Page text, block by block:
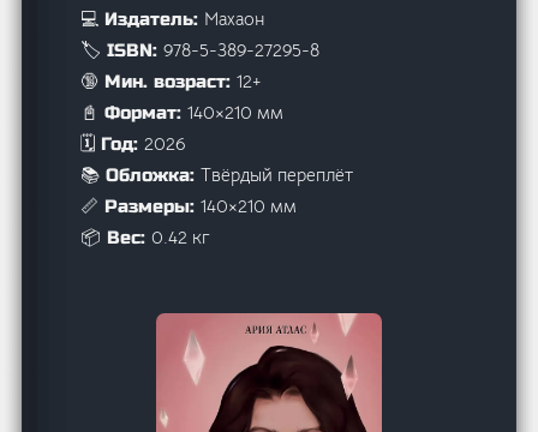
💻 Издатель: Махаон
🏷️ ISBN:978-5-389-27295-8
🔞 Мин. возраст:12+
📓 Формат:140×210 мм
🗓️ Год:2026
📚 Обложка:Твёрдый переплёт
📏 Размеры:140×210 мм
📦 Вес:0.42 кг